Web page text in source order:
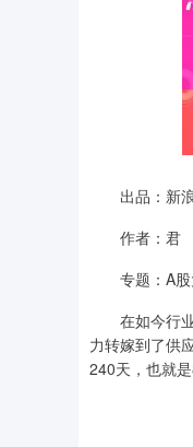
出品：新浪
作者：君
专题：A股
在如今行业
力转嫁到了供
240天，也就是